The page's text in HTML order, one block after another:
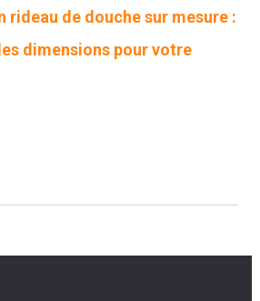
rideau de douche sur mesure :
dimensions pour votre